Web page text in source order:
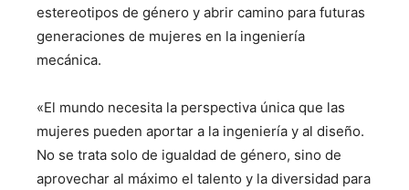
estereotipos de género y abrir camino para futuras
generaciones de mujeres en la ingeniería
mecánica.
«El mundo necesita la perspectiva única que las
mujeres pueden aportar a la ingeniería y al diseño.
No se trata solo de igualdad de género, sino de
aprovechar al máximo el talento y la diversidad para